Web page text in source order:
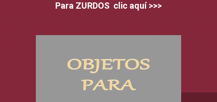
Para ZURDOS clic aquí >>>